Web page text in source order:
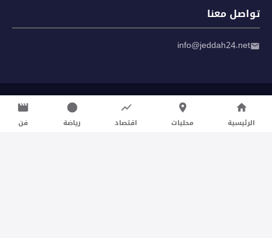
تواصل معنا
info@jeddah24.net
سياسة الخصوصية
شروط الاستخدام
الرئيسية محليات اقتصاد رياضة فن